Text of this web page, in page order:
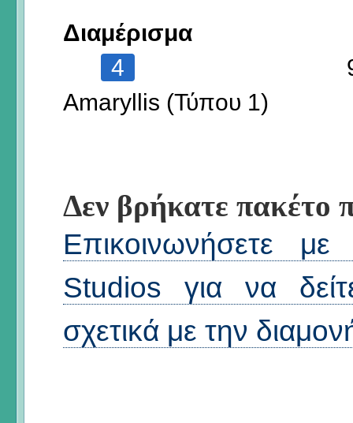
Διαμέρισμα
4
Amaryllis (Τύπου 1)
Δεν βρήκατε πακέτο
Επικοινωνήσετε
Studios για να
σχετικά με την